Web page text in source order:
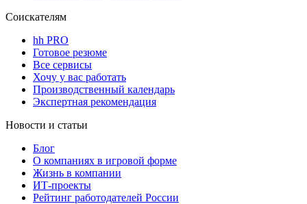
Соискателям
hh PRO
Готовое резюме
Все сервисы
Хочу у вас работать
Производственный календарь
Экспертная рекомендация
Новости и статьи
Блог
О компаниях в игровой форме
Жизнь в компании
ИТ-проекты
Рейтинг работодателей России